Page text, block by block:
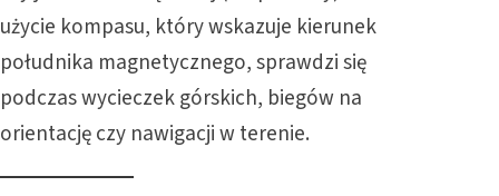
użycie kompasu, który wskazuje kierunek
południka magnetycznego, sprawdzi się
podczas wycieczek górskich, biegów na
orientację czy nawigacji w terenie.